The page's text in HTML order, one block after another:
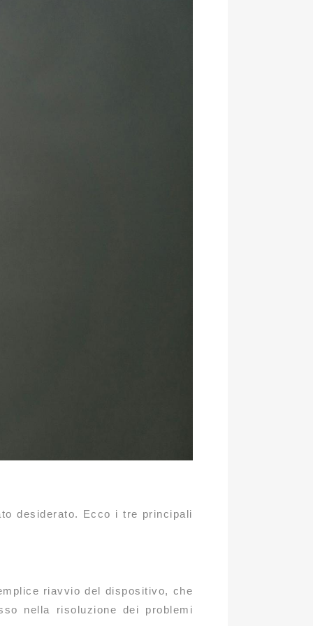
desiderato. Ecco i tre principali
riavvio del dispositivo, che
nella risoluzione dei problemi